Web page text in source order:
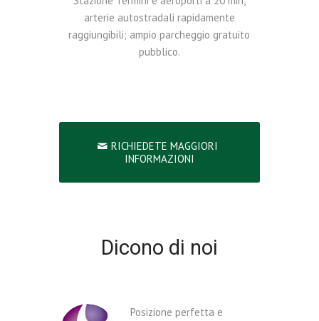
arterie autostradali rapidamente
raggiungibili; ampio parcheggio gratuito
pubblico.
RICHIEDETE MAGGIORI
INFORMAZIONI
Dicono di noi
Posizione perfetta e